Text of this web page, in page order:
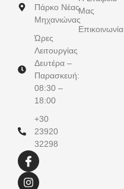
Πάρκο Νέας
Μηχανιώνας
Ώρες
Λειτουργίας
Δευτέρα –
Παρασκευή:
08:30 –
18:00
+30
23920
32298
Μας
Επικοινωνία